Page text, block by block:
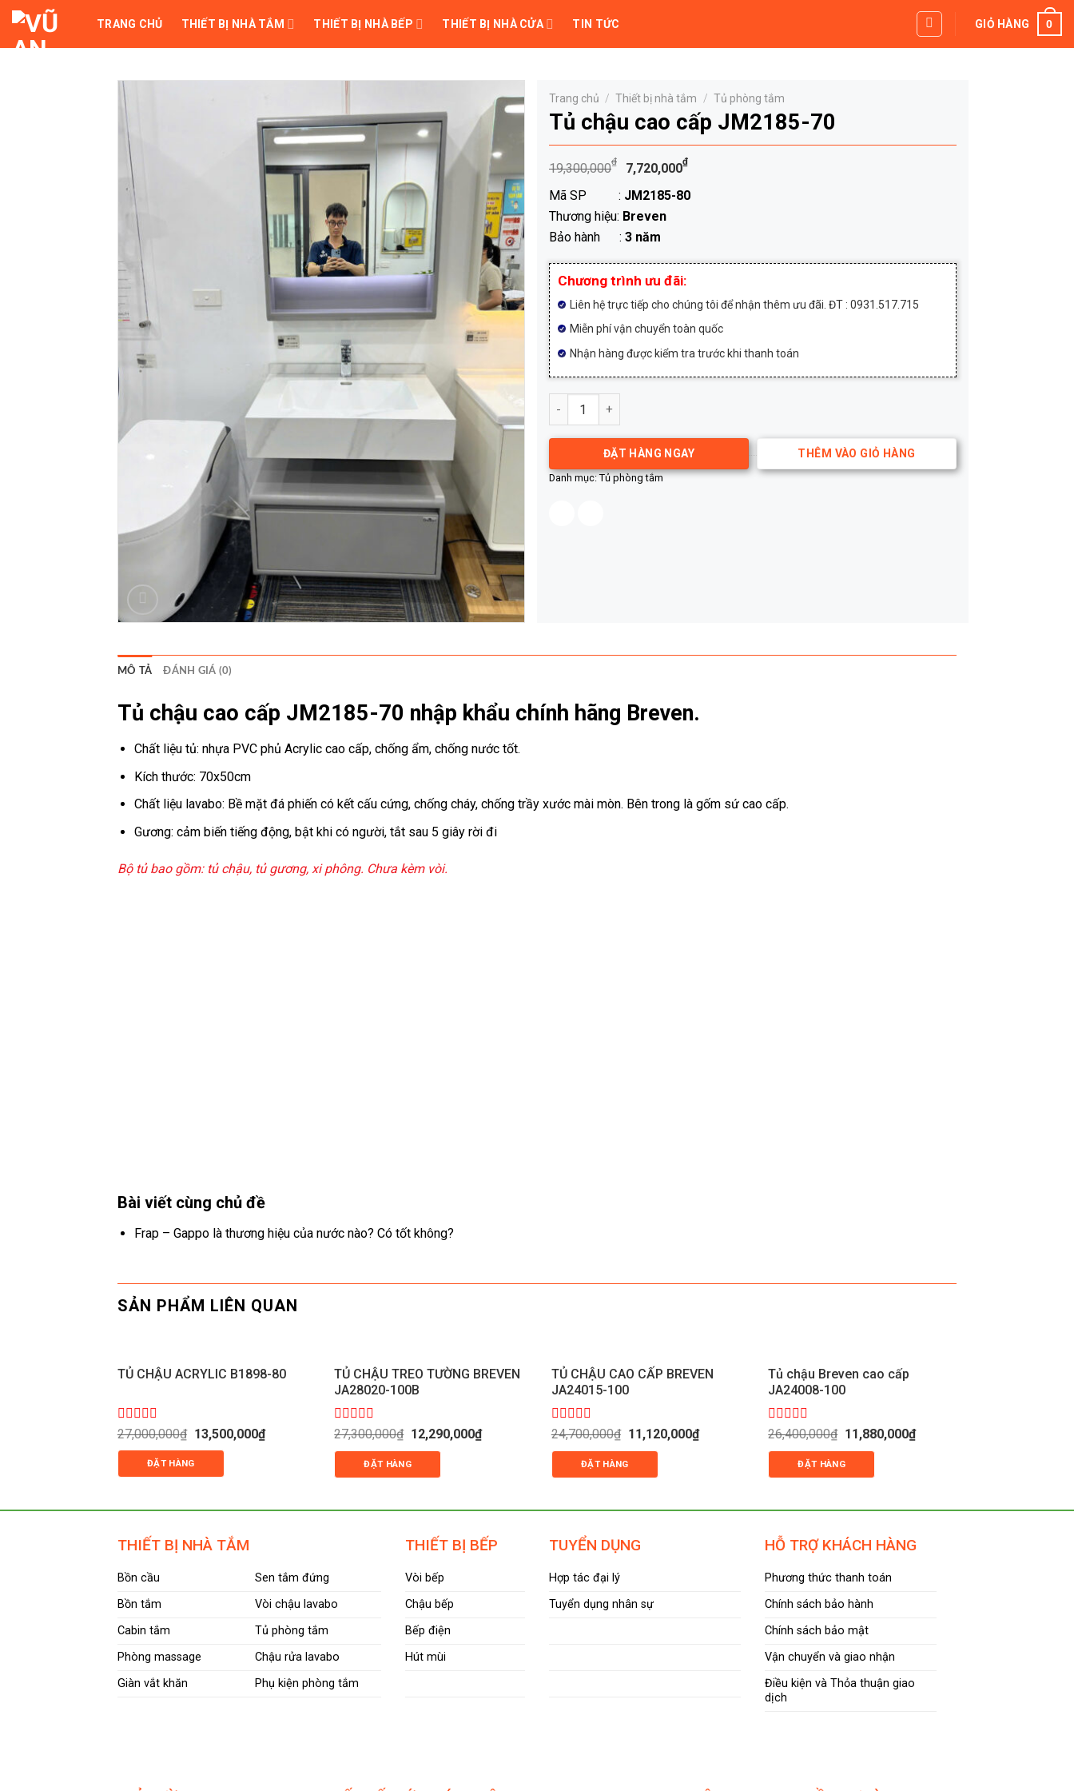
Skip
content
TRANG CHỦ THIẾT BỊ NHÀ TẮM THIẾT BỊ NHÀ BẾP THIẾT BỊ NHÀ CỬA TIN TỨC GIỎ HÀNG 0
Trang chủ / Thiết bị nhà tắm / Tủ phòng tắm
Tủ chậu cao cấp JM2185-70
19,300,000₫
Giá
là:
19,300,000₫.
7,720,000₫Giá
tại
Mã SP : JM2185-80
Thương hiệu: Breven
Bảo hành : 3 năm
Chương trình ưu đãi:
Liên hệ trực tiếp cho chúng tôi để nhận thêm ưu đãi. ĐT : 0931.517.715
Miễn phí vận chuyển toàn quốc
Nhận hàng được kiểm tra trước khi thanh toán
Tủ chậu cao cấp JM2185-70 số lượng
THÊM VÀO GIỎ HÀNG
ĐẶT HÀNG NGAY
Danh mục:Tủ phòng tắm
MÔ TẢ ĐÁNH GIÁ (0)
Tủ chậu cao cấp JM2185-70 nhập khẩu chính hãng Breven.
Chất liệu tủ: nhựa PVC phủ Acrylic cao cấp, chống ẩm, chống nước tốt.
Kích thước: 70x50cm
Chất liệu lavabo: Bề mặt đá phiến có kết cấu cứng, chống cháy, chống trầy xước mài mòn. Bên trong là gốm sứ cao cấp.
Gương: cảm biến tiếng động, bật khi có người, tắt sau 5 giây rời đi
Bộ tủ bao gồm: tủ chậu, tủ gương, xi phông. Chưa kèm vòi.
Bài viết cùng chủ đề
Frap – Gappo là thương hiệu của nước nào? Có tốt không?
SẢN PHẨM LIÊN QUAN
TỦ CHẬU ACRYLIC B1898-80
Được
27,000,000₫
Giá
gốc
là:
27,000,000₫.
13,500,000₫Giá
hiện
ĐẶT HÀNG
TỦ CHẬU TREO TƯỜNG BREVEN
JA28020-100B
Được
hạng
27,300,000₫ Giá
gốc
là:
27,300,000₫.
12,290,000₫Giá
hiện
ĐẶT HÀNG
TỦ CHẬU CAO CẤP BREVEN
JA24015-100
Được
hạng
24,700,000₫
Giá
gốc
là:
24,700,000₫.
11,120,000₫Giá
hiện
ĐẶT HÀNG
Tủ chậu Breven cao cấp
JA24008-100
Được
hạng
26,400,000₫ Giá
gốc
là:
26,400,000₫.
11,880,000₫Giá
hiện
ĐẶT HÀNG
THIẾT BỊ NHÀ TẮM
Bồn cầu
Sen tắm đứng
Bồn tắm
Vòi chậu lavabo
Cabin tắm
Tủ phòng tắm
Phòng massage
Chậu rửa lavabo
Giàn vắt khăn
Phụ kiện phòng tắm
THIẾT BỊ BẾP
Vòi bếp
Chậu bếp
Bếp điện
Hút mùi
TUYỂN DỤNG
Hợp tác đại lý
Tuyển dụng nhân sự
HỖ TRỢ KHÁCH HÀNG
Phương thức thanh toán
Chính sách bảo hành
Chính sách bảo mật
Vận chuyển và giao nhận
Điều kiện và Thỏa thuận giao
dịch